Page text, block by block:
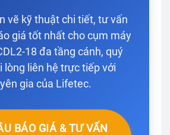
vẽ kỹ thuật chi tiết, tư vấn
giá tốt nhất cho cụm máy
18 đa tầng cánh, quý
lòng liên hệ trực tiếp với
gia của Lifetec.
BÁO GIÁ & TƯ VẤN